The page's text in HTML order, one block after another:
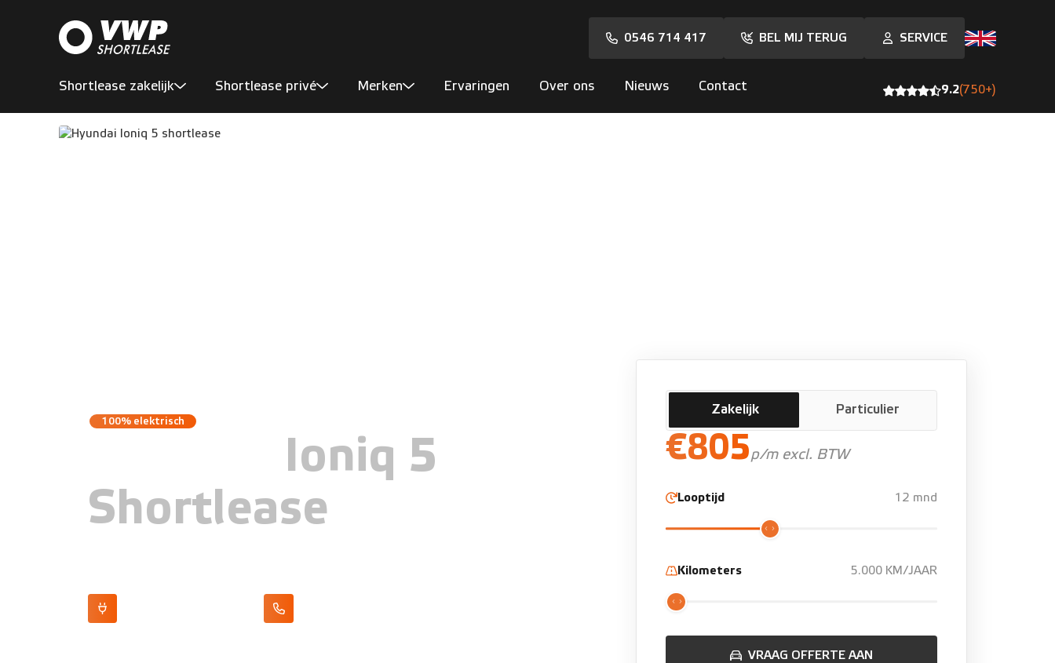
0546 714 417 BEL MIJ TERUG SERVICE
Shortlease zakelijk Shortlease privé Merken Ervaringen Over ons Nieuws Contact 9.2(750+)
100% elektrisch
Ioniq 5
Shortlease
Zakelijk Particulier
€805p/m excl. BTW
Looptijd 12 mnd
Kilometers 5.000 KM/JAAR
VRAAG OFFERTE AAN